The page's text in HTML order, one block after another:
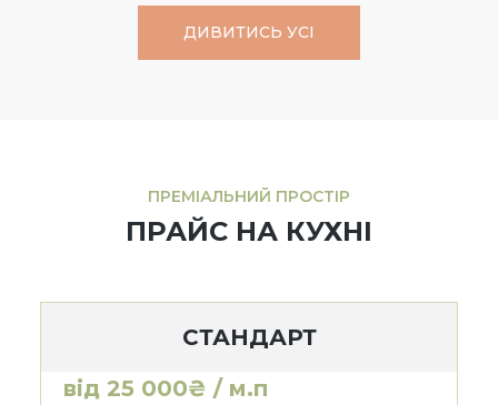
ДИВИТИСЬ УСІ
ПРЕМІАЛЬНИЙ ПРОСТІР
ПРАЙС НА КУХНІ
СТАНДАРТ
від 25 000₴ / м.п